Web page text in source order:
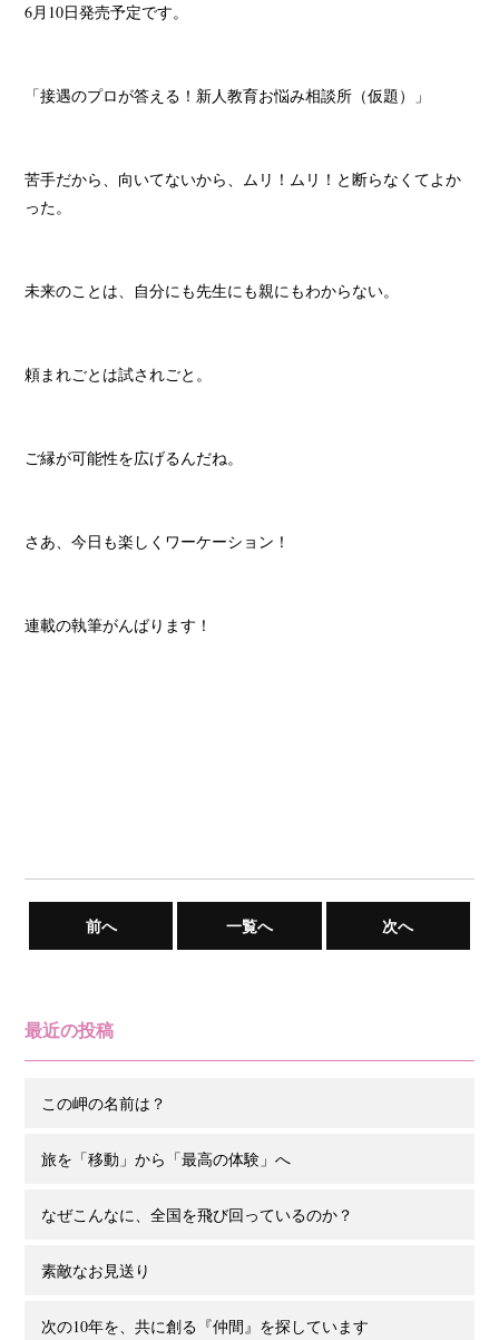
6月10日発売予定です。
「接遇のプロが答える！新人教育お悩み相談所（仮題）」
苦手だから、向いてないから、ムリ！ムリ！と断らなくてよか
った。
未来のことは、自分にも先生にも親にもわからない。
頼まれごとは試されごと。
ご縁が可能性を広げるんだね。
さあ、今日も楽しくワーケーション！
連載の執筆がんばります！
前へ 一覧へ 次へ
最近の投稿
この岬の名前は？
旅を「移動」から「最高の体験」へ
なぜこんなに、全国を飛び回っているのか？
素敵なお見送り
次の10年を、共に創る『仲間』を探しています